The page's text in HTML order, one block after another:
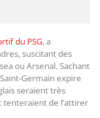
du PSG, a
suscitant des
ou Arsenal. Sachant
Germain expire
seraient très
tenteraient de l’attirer